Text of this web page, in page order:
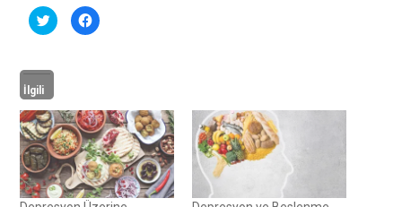
T
w
e
ü
z
e
r
i
n
d
e
p
a
y
F
a
t
a
p
a
y
l
a
ş
m
İlgili